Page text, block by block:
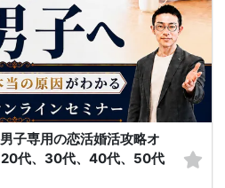
子専用の恋活婚活攻略オ
20代、30代、40代、50代